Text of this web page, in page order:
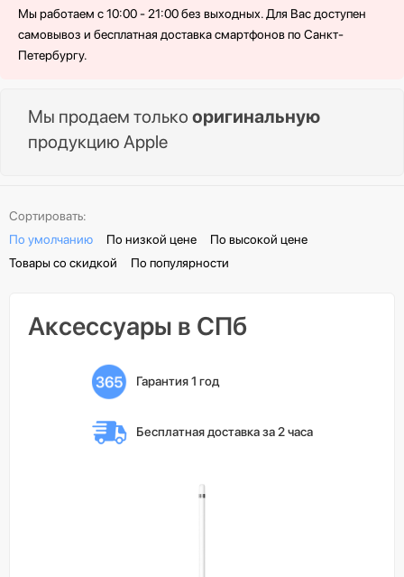
Мы работаем с 10:00 - 21:00 без выходных. Для Вас доступен
самовывоз и бесплатная доставка смартфонов по Санкт-
Петербургу.
Мы продаем только оригинальную
продукцию Apple
Сортировать:
По умолчанию
По низкой цене
По высокой цене
Товары со скидкой
По популярности
Аксессуары в СПб
Гарантия 1 год
Бесплатная доставка за 2 часа